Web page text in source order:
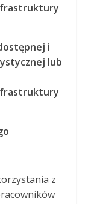
i
lub
z